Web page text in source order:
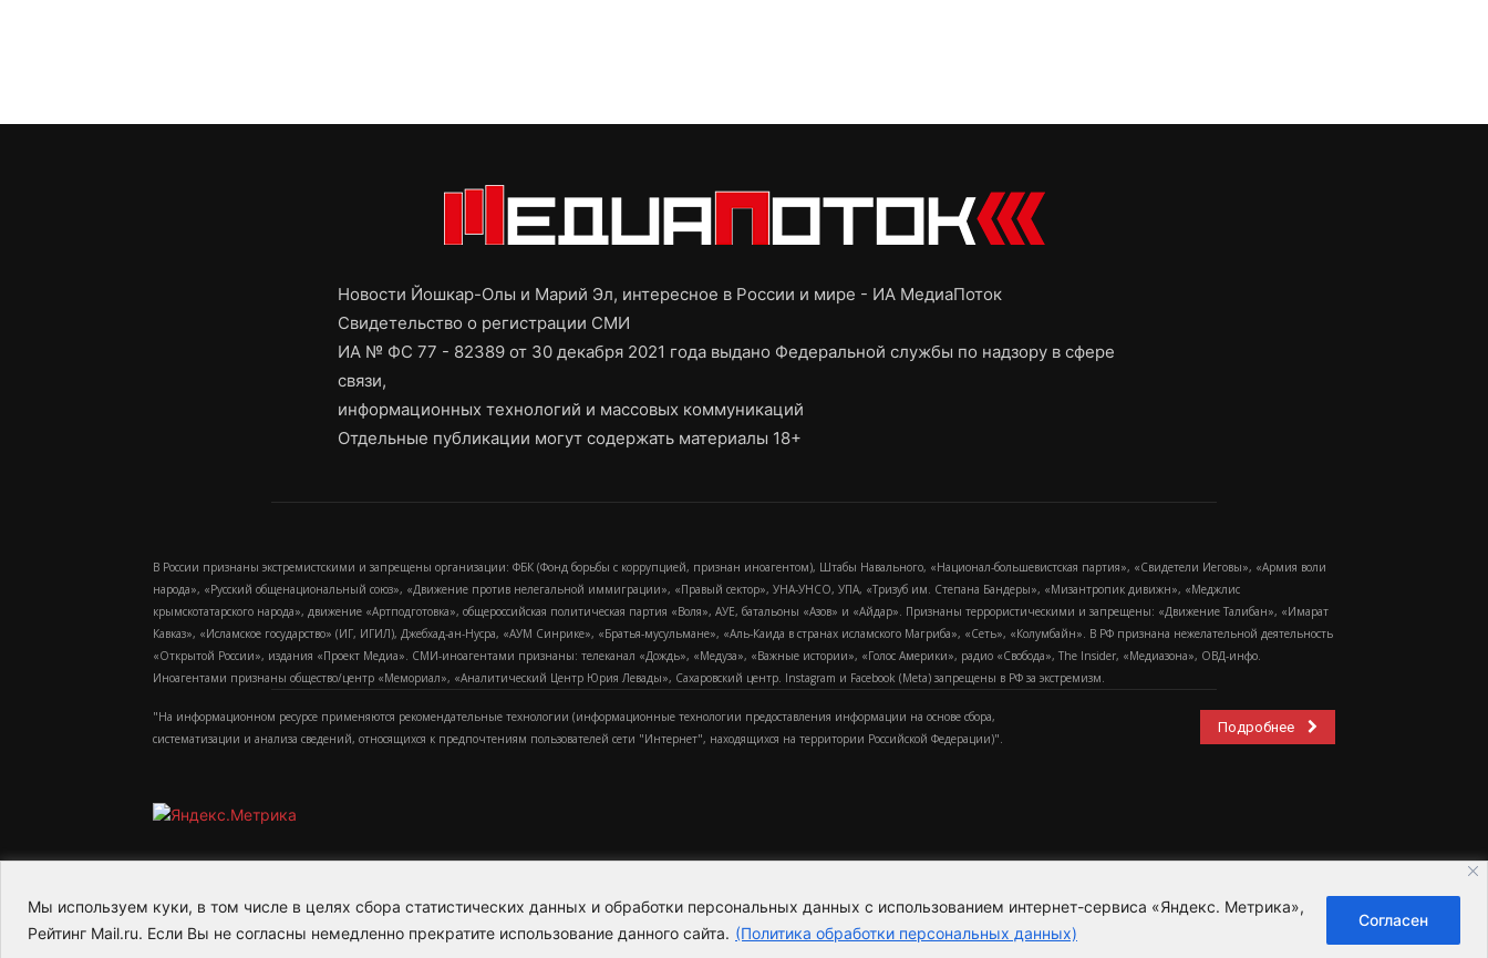
Мы используем куки, в том числе в целях сбора статистических данных и обработки персональных данных с использованием интернет-сервиса «Яндекс. Метрика»,
Рейтинг Mail.ru. Если Вы не согласны немедленно прекратите использование данного сайта. (Политика обработки персональных данных)
Согласен
Новости Йошкар-Олы и Марий Эл, интересное в России и мире - ИА МедиаПоток
Свидетельство о регистрации СМИ
ИА № ФС 77 - 82389 от 30 декабря 2021 года выдано Федеральной службы по надзору в сфере
связи,
информационных технологий и массовых коммуникаций
Отдельные публикации могут содержать материалы 18+
В России признаны экстремистскими и запрещены организации: ФБК (Фонд борьбы с коррупцией, признан иноагентом), Штабы Навального, «Национал-большевистская партия», «Свидетели Иеговы», «Армия воли
народа», «Русский общенациональный союз», «Движение против нелегальной иммиграции», «Правый сектор», УНА-УНСО, УПА, «Тризуб им. Степана Бандеры», «Мизантропик дивижн», «Меджлис
крымскотатарского народа», движение «Артподготовка», общероссийская политическая партия «Воля», АУЕ, батальоны «Азов» и «Айдар». Признаны террористическими и запрещены: «Движение Талибан», «Имарат
Кавказ», «Исламское государство» (ИГ, ИГИЛ), Джебхад-ан-Нусра, «АУМ Синрике», «Братья-мусульмане», «Аль-Каида в странах исламского Магриба», «Сеть», «Колумбайн». В РФ признана нежелательной деятельность
«Открытой России», издания «Проект Медиа». СМИ-иноагентами признаны: телеканал «Дождь», «Медуза», «Важные истории», «Голос Америки», радио «Свобода», The Insider, «Медиазона», ОВД-инфо.
Иноагентами признаны общество/центр «Мемориал», «Аналитический Центр Юрия Левады», Сахаровский центр. Instagram и Facebook (Metа) запрещены в РФ за экстремизм.
"На информационном ресурсе применяются рекомендательные технологии (информационные технологии предоставления информации на основе сбора,
систематизации и анализа сведений, относящихся к предпочтениям пользователей сети "Интернет", находящихся на территории Российской Федерации)".
Подробнее
2015-2026- Информационное агентство МедиаПоток Для справки
Пользовательское соглашение
Политика обработки персональных данных